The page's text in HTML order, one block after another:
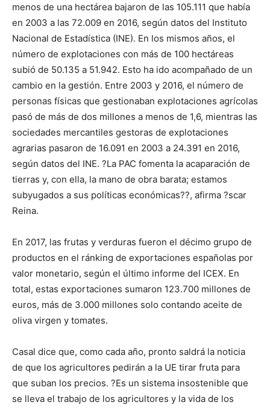
menos de una hectárea bajaron de las 105.111 que había
en 2003 a las 72.009 en 2016, según datos del Instituto
Nacional de Estadística (INE). En los mismos años, el
número de explotaciones con más de 100 hectáreas
subió de 50.135 a 51.942. Esto ha ido acompañado de un
cambio en la gestión. Entre 2003 y 2016, el número de
personas físicas que gestionaban explotaciones agrícolas
pasó de más de dos millones a menos de 1,6, mientras las
sociedades mercantiles gestoras de explotaciones
agrarias pasaron de 16.091 en 2003 a 24.391 en 2016,
según datos del INE. ?La PAC fomenta la acaparación de
tierras y, con ella, la mano de obra barata; estamos
subyugados a sus políticas económicas??, afirma ?scar
Reina.
En 2017, las frutas y verduras fueron el décimo grupo de
productos en el ránking de exportaciones españolas por
valor monetario, según el último informe del ICEX. En
total, estas exportaciones sumaron 123.700 millones de
euros, más de 3.000 millones solo contando aceite de
oliva virgen y tomates.
Casal dice que, como cada año, pronto saldrá la noticia
de que los agricultores pedirán a la UE tirar fruta para
que suban los precios. ?Es un sistema insostenible que
se lleva el trabajo de los agricultores y la vida de los